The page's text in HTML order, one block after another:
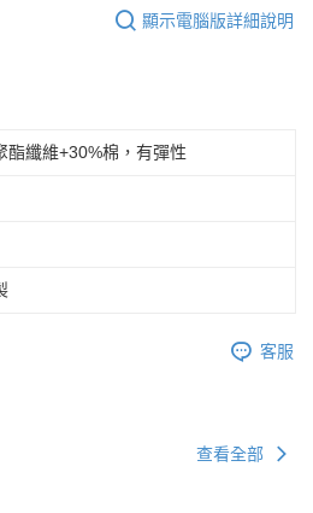
顯示電腦版詳細說明
酯纖維+30%棉，有彈性
客服
查看全部